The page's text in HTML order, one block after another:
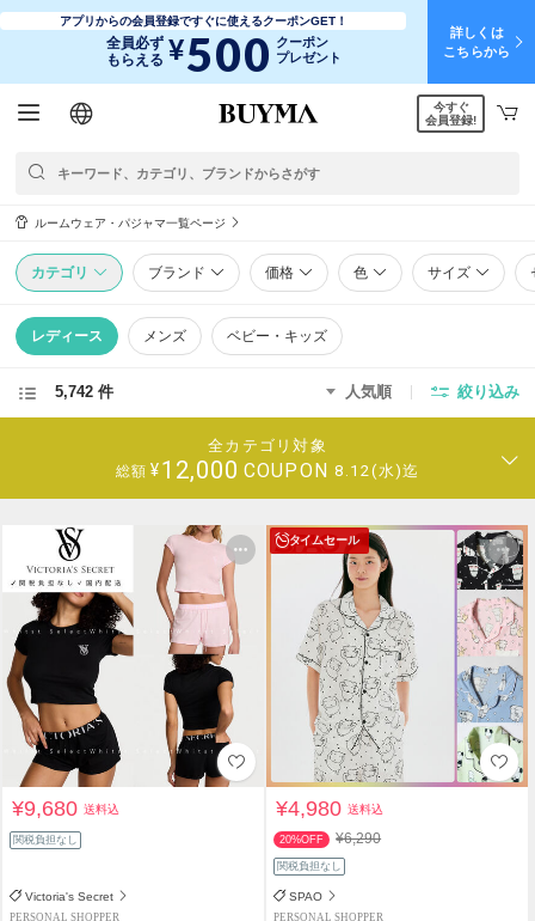
アプリからの会員登録ですぐに使えるクーポンGET！
全員必ず
もらえる ¥500 クーポン
プレゼント
詳しくは
こちらから
日本語
English
简体中文
繁體中文
今すぐ
会員登録!
ルームウェア・パジャマ一覧ページ
カテゴリ ブランド 価格 色 サイズ
レディース メンズ ベビー・キッズ
5,742 件 人気順 絞り込み
全カテゴリ対象
総額 ¥12,000 COUPON 8.12(水)迄
¥9,680送料込
関税負担なし
Victoria's Secret
PERSONAL SHOPPER
タイムセール
¥4,980送料込
20%OFF ¥6,290
関税負担なし
SPAO
PERSONAL SHOPPER